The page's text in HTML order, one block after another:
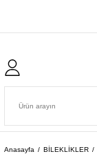
Anasayfa BİLEKLİKLER